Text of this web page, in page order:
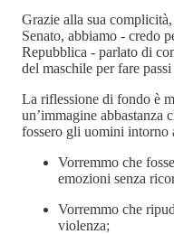
Grazie alla sua
Senato, abbiamo - credo
Repubblica - parlato di
del maschile per fare
La riflessione di fondo è
un’immagine abbastanza
fossero gli uomini intorno
Vorremmo che
emozioni senza
Vorremmo che
violenza;